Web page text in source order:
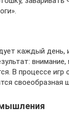
каждый день,
В процессе игр
своеобразная